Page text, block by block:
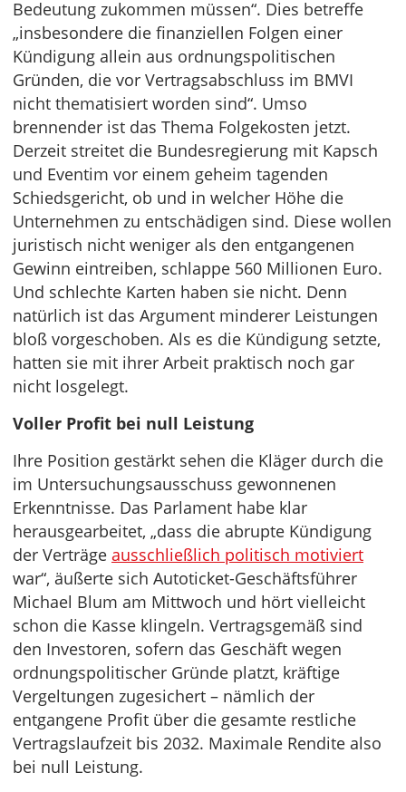
Bedeutung zukommen müssen“. Dies betreffe
„insbesondere die finanziellen Folgen einer
Kündigung allein aus ordnungspolitischen
Gründen, die vor Vertragsabschluss im BMVI
nicht thematisiert worden sind“. Umso
brennender ist das Thema Folgekosten jetzt.
Derzeit streitet die Bundesregierung mit Kapsch
und Eventim vor einem geheim tagenden
Schiedsgericht, ob und in welcher Höhe die
Unternehmen zu entschädigen sind. Diese wollen
juristisch nicht weniger als den entgangenen
Gewinn eintreiben, schlappe 560 Millionen Euro.
Und schlechte Karten haben sie nicht. Denn
natürlich ist das Argument minderer Leistungen
bloß vorgeschoben. Als es die Kündigung setzte,
hatten sie mit ihrer Arbeit praktisch noch gar
nicht losgelegt.
Voller Profit bei null Leistung
Ihre Position gestärkt sehen die Kläger durch die
im Untersuchungsausschuss gewonnenen
Erkenntnisse. Das Parlament habe klar
herausgearbeitet, „dass die abrupte Kündigung
der Verträge ausschließlich politisch motiviert
war“, äußerte sich Autoticket-Geschäftsführer
Michael Blum am Mittwoch und hört vielleicht
schon die Kasse klingeln. Vertragsgemäß sind
den Investoren, sofern das Geschäft wegen
ordnungspolitischer Gründe platzt, kräftige
Vergeltungen zugesichert – nämlich der
entgangene Profit über die gesamte restliche
Vertragslaufzeit bis 2032. Maximale Rendite also
bei null Leistung.